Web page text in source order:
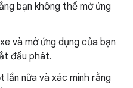
bạn không thể mở ứng
và mở ứng dụng của bạn
đầu phát.
lần nữa và xác minh rằng